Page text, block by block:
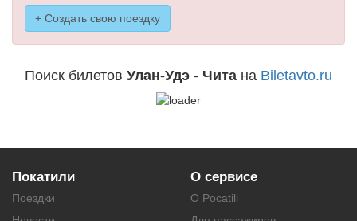
+ Создать свою поездку
Поиск билетов Улан-Удэ - Чита на Biletavto.ru
Покатили
Поездки
О сервисе
О Pocatili